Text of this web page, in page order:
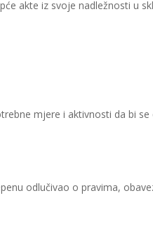
akte iz svoje nadležnosti u
mjere i aktivnosti da bi
odlučivao o pravima,